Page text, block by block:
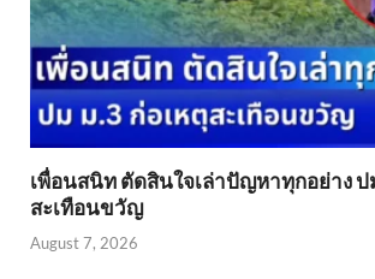
เพื่อนสนิท ตัดสินใจเล่าปัญหาทุกอย่าง ป
สะเทือนขวัญ
August 7, 2026